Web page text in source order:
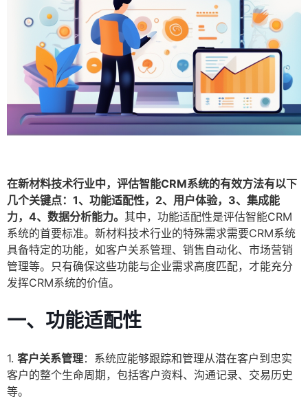
在新材料技术行业中，评估智能CRM系统的有效方法有以下
几个关键点：1、功能适配性，2、用户体验，3、集成能
力，4、数据分析能力。 其中，功能适配性是评估智能CRM
系统的首要标准。新材料技术行业的特殊需求需要CRM系统
具备特定的功能，如客户关系管理、销售自动化、市场营销
管理等。只有确保这些功能与企业需求高度匹配，才能充分
发挥CRM系统的价值。
一、功能适配性
1. 客户关系管理：系统应能够跟踪和管理从潜在客户到忠实
客户的整个生命周期，包括客户资料、沟通记录、交易历史
等。